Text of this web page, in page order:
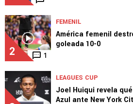
1
Adrián Esparza criticó
delanteros de Cruz
2 1
América femenil
goleada 10-0